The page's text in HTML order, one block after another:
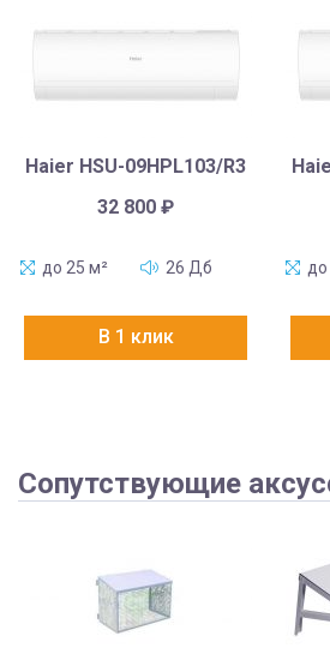
Haier HSU-09HPL103/R3
32 800₽
до 25 м² 26 Дб
В 1 клик
Сопутствующие